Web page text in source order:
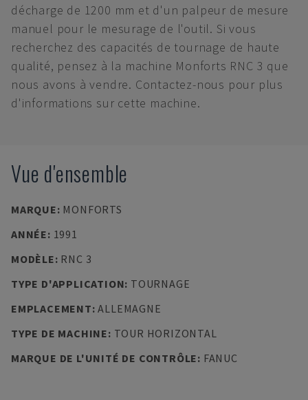
décharge de 1200 mm et d'un palpeur de mesure
manuel pour le mesurage de l'outil. Si vous
recherchez des capacités de tournage de haute
qualité, pensez à la machine Monforts RNC 3 que
nous avons à vendre. Contactez-nous pour plus
d'informations sur cette machine.
Vue d'ensemble
MARQUE: MONFORTS
ANNÉE: 1991
MODÈLE: RNC 3
TYPE D'APPLICATION: TOURNAGE
EMPLACEMENT:ALLEMAGNE
TYPE DE MACHINE: TOUR HORIZONTAL
MARQUE DE L'UNITÉ DE CONTRÔLE: FANUC